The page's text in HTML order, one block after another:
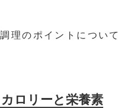
理のポイントについて
ロリーと栄養素